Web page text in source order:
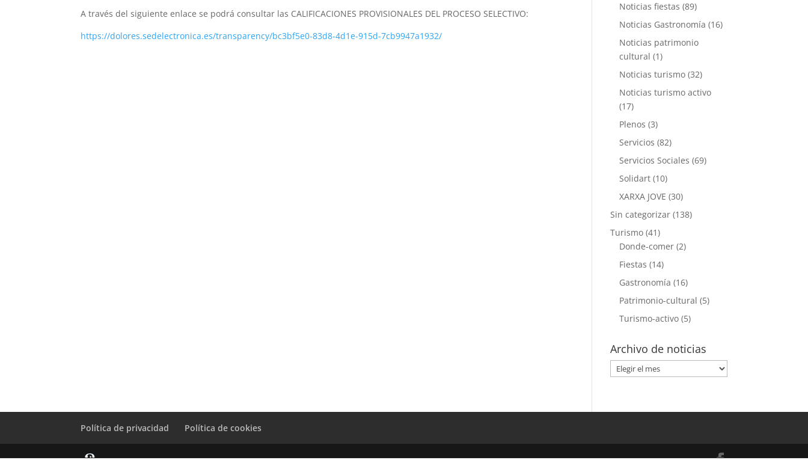
A través del siguiente enlace se podrá consultar las CALIFICACIONES PROVISIONALES DEL PROCESO SELECTIVO:
https://dolores.sedelectronica.es/transparency/bc3bf5e0-83d8-4d1e-915d-7cb9947a1932/
Noticias fiestas (89)
Noticias Gastronomía (16)
Noticias patrimonio
cultural (1)
Noticias turismo (32)
Noticias turismo activo
(17)
Plenos (3)
Servicios (82)
Servicios Sociales (69)
Solidart (10)
XARXA JOVE (30)
Sin categorizar (138)
Turismo (41)
Donde-comer (2)
Fiestas (14)
Gastronomía (16)
Patrimonio-cultural (5)
Turismo-activo (5)
Archivo de noticias
Archivo
de
Política de privacidad Política de cookies